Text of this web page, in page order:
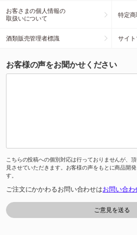
お客さまの個人情報の
取扱いについて
特定
酒類販売管理者標識 サイ
お客様の声をお聞かせください
こちらの投稿への個別対応は行っておりませんが、
見させていただきます。お客様の声をもとに商品開
す。
ご注文にかかわるお問い合わせはお問い合わ